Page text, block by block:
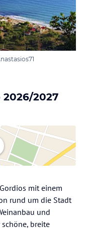
2027
mit einem
rund um die Stadt
und
breite